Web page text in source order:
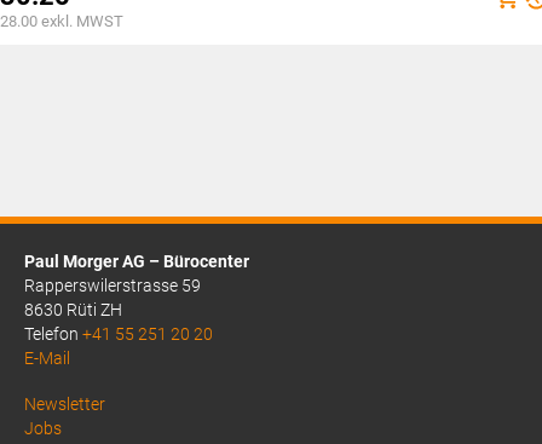
war:
CHF44.00
Aktueller
28.00 exkl. MWST
Paul Morger AG – Bürocenter
Rapperswilerstrasse 59
8630 Rüti ZH
Telefon +41 55 251 20 20
E-Mail
Above
Newsletter
Jobs